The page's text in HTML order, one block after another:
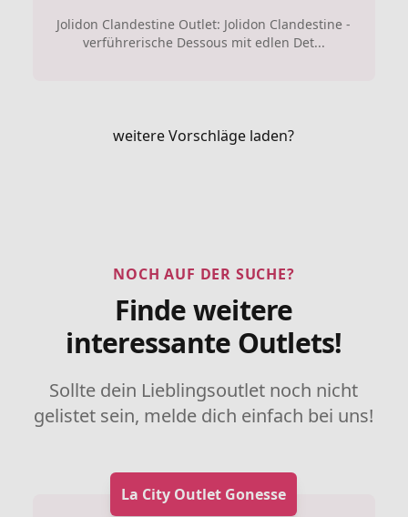
Jolidon Clandestine Outlet: Jolidon Clandestine -
verführerische Dessous mit edlen Det...
weitere Vorschläge laden?
NOCH AUF DER SUCHE?
Finde weitere
interessante Outlets!
Sollte dein Lieblingsoutlet noch nicht
gelistet sein, melde dich einfach bei uns!
La City Outlet Gonesse